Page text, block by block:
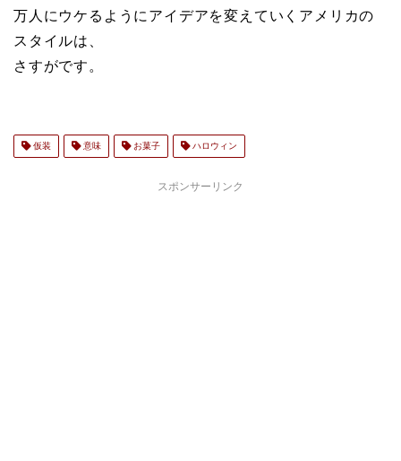
万人にウケるようにアイデアを変えていくアメリカの
スタイルは、
さすがです。
仮装 意味 お菓子 ハロウィン
スポンサーリンク